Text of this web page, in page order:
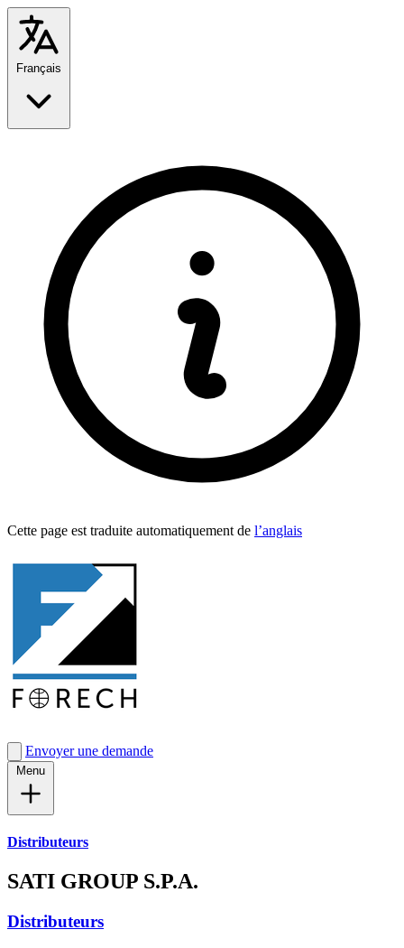
Cette page est traduite automa­tique­ment de l’anglais
Envoyer une demande
Distributeurs
SATI GROUP S.P.A.
Distributeurs